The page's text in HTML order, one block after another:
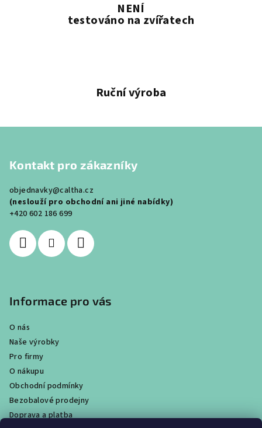
NENÍ
testováno na zvířatech
Ruční výroba
Kontakt pro zákazníky
objednavky@caltha.cz
(neslouží pro obchodní ani jiné nabídky)
+420 602 186 699
Informace pro vás
O nás
Naše výrobky
Pro firmy
O nákupu
Obchodní podmínky
Bezobalové prodejny
Doprava a platba